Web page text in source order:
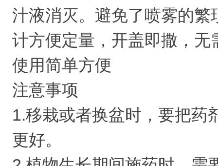
汁液消灭。避免了喷雾的繁
计方便定量，开盖即撒，
使用简单方便
注意事项
1.移栽或者换盆时，要把药
更好。